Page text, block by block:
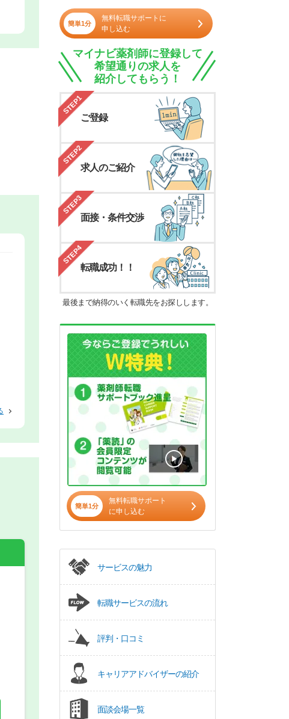
希望の働き方
正社員
パート(週4日～5日)
簡単1分
無料転職サポートに
申し込む
マイナビ薬剤師に登録して
希望通りの求人を
紹介してもらう！
STEP1
ご登録
STEP2
求人のご紹介
STEP3
面接・条件交渉
STEP4
転職成功！！
最後まで納得のいく転職先をお探しします。
簡単1分
無料転職サポート
に申し込む
サービスの魅力
転職サービスの流れ
評判・口コミ
キャリアアドバイザーの紹介
面談会場一覧